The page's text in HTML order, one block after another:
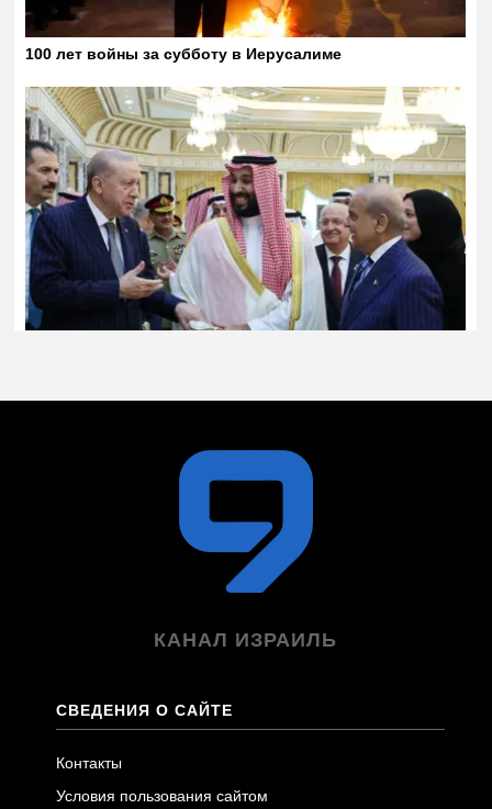
КАНАЛ ИЗРАИЛЬ
СВЕДЕНИЯ О САЙТЕ
Контакты
Условия пользования сайтом